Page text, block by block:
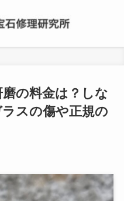
の料金は？しな
スの傷や正規の